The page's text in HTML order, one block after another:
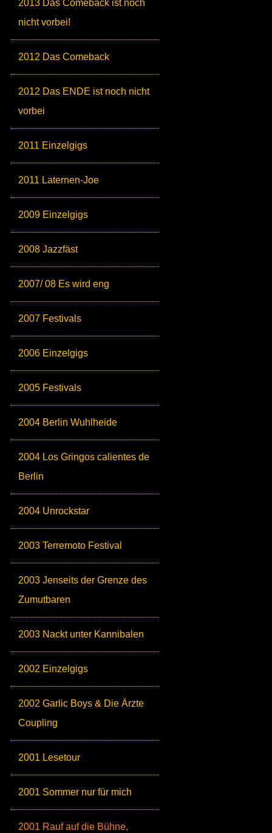
2013 Das Comeback ist noch
nicht vorbei!
2012 Das Comeback
2012 Das ENDE ist noch nicht
vorbei
2011 Einzelgigs
2011 Laternen-Joe
2009 Einzelgigs
2008 Jazzfäst
2007/ 08 Es wird eng
2007 Festivals
2006 Einzelgigs
2005 Festivals
2004 Berlin Wuhlheide
2004 Los Gringos calientes de
Berlin
2004 Unrockstar
2003 Terremoto Festival
2003 Jenseits der Grenze des
Zumutbaren
2003 Nackt unter Kannibalen
2002 Einzelgigs
2002 Garlic Boys & Die Ärzte
Coupling
2001 Lesetour
2001 Sommer nur für mich
2001 Rauf auf die Bühne,